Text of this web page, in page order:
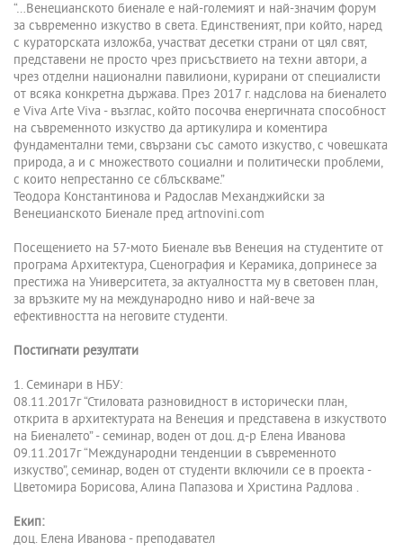
“…Венецианското биенале е най-големият и най-значим форум
за съвременно изкуство в света. Единственият, при който, наред
с кураторската изложба, участват десетки страни от цял свят,
представени не просто чрез присъствието на техни автори, а
чрез отделни национални павилиони, курирани от специалисти
от всяка конкретна държава. През 2017 г. надслова на биеналето
е Viva Arte Viva - възглас, който посочва енергичната способност
на съвременното изкуство да артикулира и коментира
фундаментални теми, свързани със самото изкуство, с човешката
природа, а и с множеството социални и политически проблеми,
с които непрестанно се сблъскваме.”
Теодора Константинова и Радослав Механджийски за
Венецианското Биенале пред artnovini.com
Посещението на 57-мото Биенале във Венеция на студентите от
програма Архитектура, Сценография и Керамика, допринесе за
престижа на Университета, за актуалността му в световен план,
за връзките му на международно ниво и най-вече за
ефективността на неговите студенти.
Постигнати резултати
1. Семинари в НБУ:
08.11.2017г “Стиловата разновидност в исторически план,
открита в архитектурата на Венеция и представена в изкуството
на Биеналето” - семинар, воден от доц. д-р Елена Иванова
09.11.2017г “Международни тенденции в съвременното
изкуство”, семинар, воден от студенти включили се в проекта -
Цветомира Борисова, Алина Папазова и Христина Радлова .
Екип:
доц. Елена Иванова - преподавател